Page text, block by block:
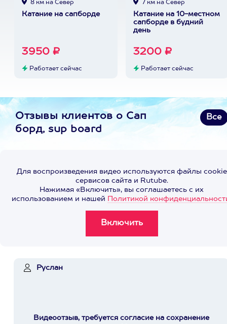
8 км на Север
Катание на сапборде
3950 ₽
Работает сейчас
7 км на Север
Катание на 10-местном
сапборде в будний
день
3200 ₽
Работает сейчас
Отзывы клиентов о Сап
борд, sup board
Все
Для воспроизведения видео используются файлы cookie
сервисов сайта и Rutube.
Нажимая «Включить», вы соглашаетесь с их
использованием и нашей Политикой
Руслан
Видеоотзыв, требуется согласие на сохранение